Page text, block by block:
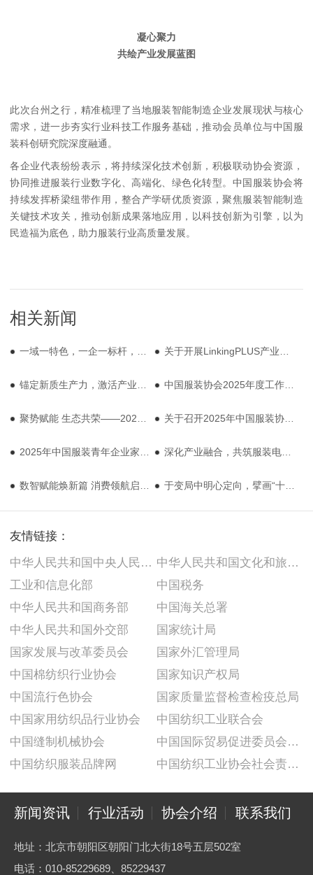
凝心聚力
共绘产业发展蓝图
此次台州之行，精准梳理了当地服装智能制造企业发展现状与核心
需求，进一步夯实行业科技工作服务基础，推动会员单位与中国服
装科创研究院深度融通。
各企业代表纷纷表示，将持续深化技术创新，积极联动协会资源，
协同推进服装行业数字化、高端化、绿色化转型。中国服装协会将
持续发挥桥梁纽带作用，整合产学研优质资源，聚焦服装智能制造
关键技术攻关，推动创新成果落地应用，以科技创新为引擎，以为
民造福为底色，助力服装行业高质量发展。
相关新闻
一域一特色，一企一标杆，数智赋能与文化驱动下的“粤派时尚”焕新之路 关于开展LinkingPLUS产业链优质资源对接（大湾区）活动的通知
锚定新质生产力，激活产业新动能：三门大会擘画产业蓝图，解锁户外服装转型密码 中国服装协会2025年度工作总结会在京召开
聚势赋能 生态共荣——2025羽绒服装产业生态发展交流会在平湖成功举办 关于召开2025年中国服装协会国风时尚专业委员会年会的通知
2025年中国服装青年企业家沙龙年会暨双向奔“复”系列活动顺利举办 深化产业融合，共筑服装电商新未来：中国服装协会电商专业委员会于都沙龙活动圆满举办
数智赋能焕新篇 消费领航启新程 ：2025 中国服装大会创新论坛圆满举办 于变局中明心定向，擘画“十五五”新篇章：2025中国服装大会聚势于都谋未来
友情链接：
中华人民共和国中央人民政府
工业和信息化部
中华人民共和国商务部
中华人民共和国外交部
国家发展与改革委员会
中华人民共和国文化和旅游部
中国税务
中国海关总署
国家统计局
国家外汇管理局
中国棉纺织行业协会
中国流行色协会
中国家用纺织品行业协会
中国缝制机械协会
中国纺织服装品牌网
国家知识产权局
国家质量监督检查检疫总局
中国纺织工业联合会
中国国际贸易促进委员会纺织行业分会
中国纺织工业协会社会责任建设推广委员会
新闻资讯 行业活动 协会介绍 联系我们
地址：北京市朝阳区朝阳门北大街18号五层502室
电话：010-85229689、85229437